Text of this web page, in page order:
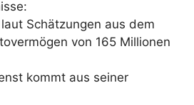
Schätzungen aus dem
von 165 Millionen
kommt aus seiner